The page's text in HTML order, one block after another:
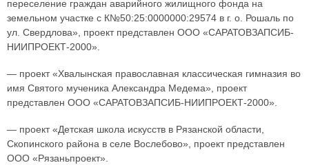
переселение граждан аварийного жилищного фонда на
земельном участке с К№50:25:0000000:29574 в г. о. Рошаль по
ул. Свердлова», проект представлен ООО «САРАТОВЗАПСИБ-
НИИПРОЕКТ-2000».
— проект «Хвалынская православная классическая гимназия во
имя Святого мученика Александра Медема», проект
представлен ООО «САРАТОВЗАПСИБ-НИИПРОЕКТ-2000».
— проект «Детская школа искусств в Рязанской области,
Скопинского района в селе Вослебово», проект представлен
ООО «Рязаньпроект».